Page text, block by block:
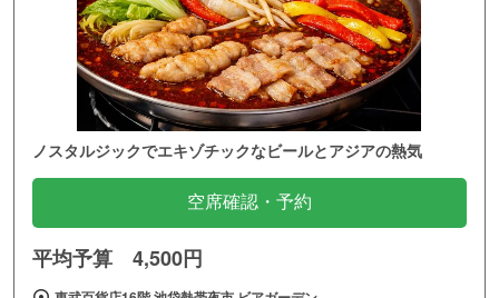
ノスタルジックでエキゾチックなビールとアジアの熱気
空席確認・予約
平均予算 4,500円